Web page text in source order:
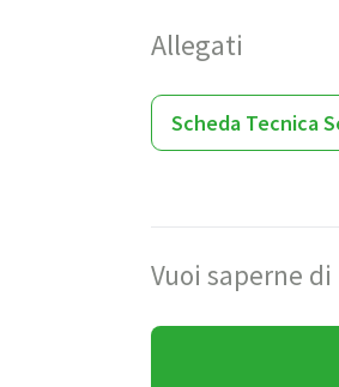
Allegati
Scheda Tecnica
Vuoi saperne di